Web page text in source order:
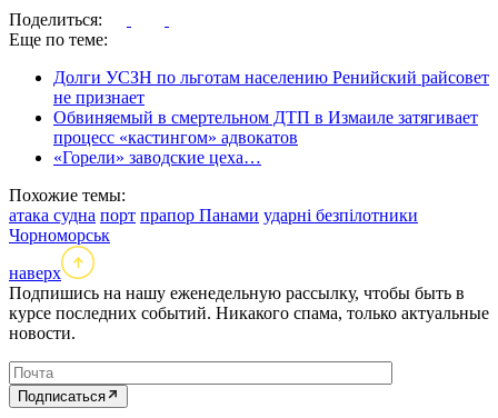
Поделиться:
Еще по теме:
Долги УСЗН по льготам населению Ренийский райсовет
не признает
Обвиняемый в смертельном ДТП в Измаиле затягивает
процесс «кастингом» адвокатов
«Горели» заводские цеха…
Похожие темы:
атака судна порт прапор Панами ударні безпілотники
Чорноморськ
наверх
Подпишись на нашу еженедельную рассылку, чтобы быть в
курсе последних событий. Никакого спама, только актуальные
новости.
Подписаться